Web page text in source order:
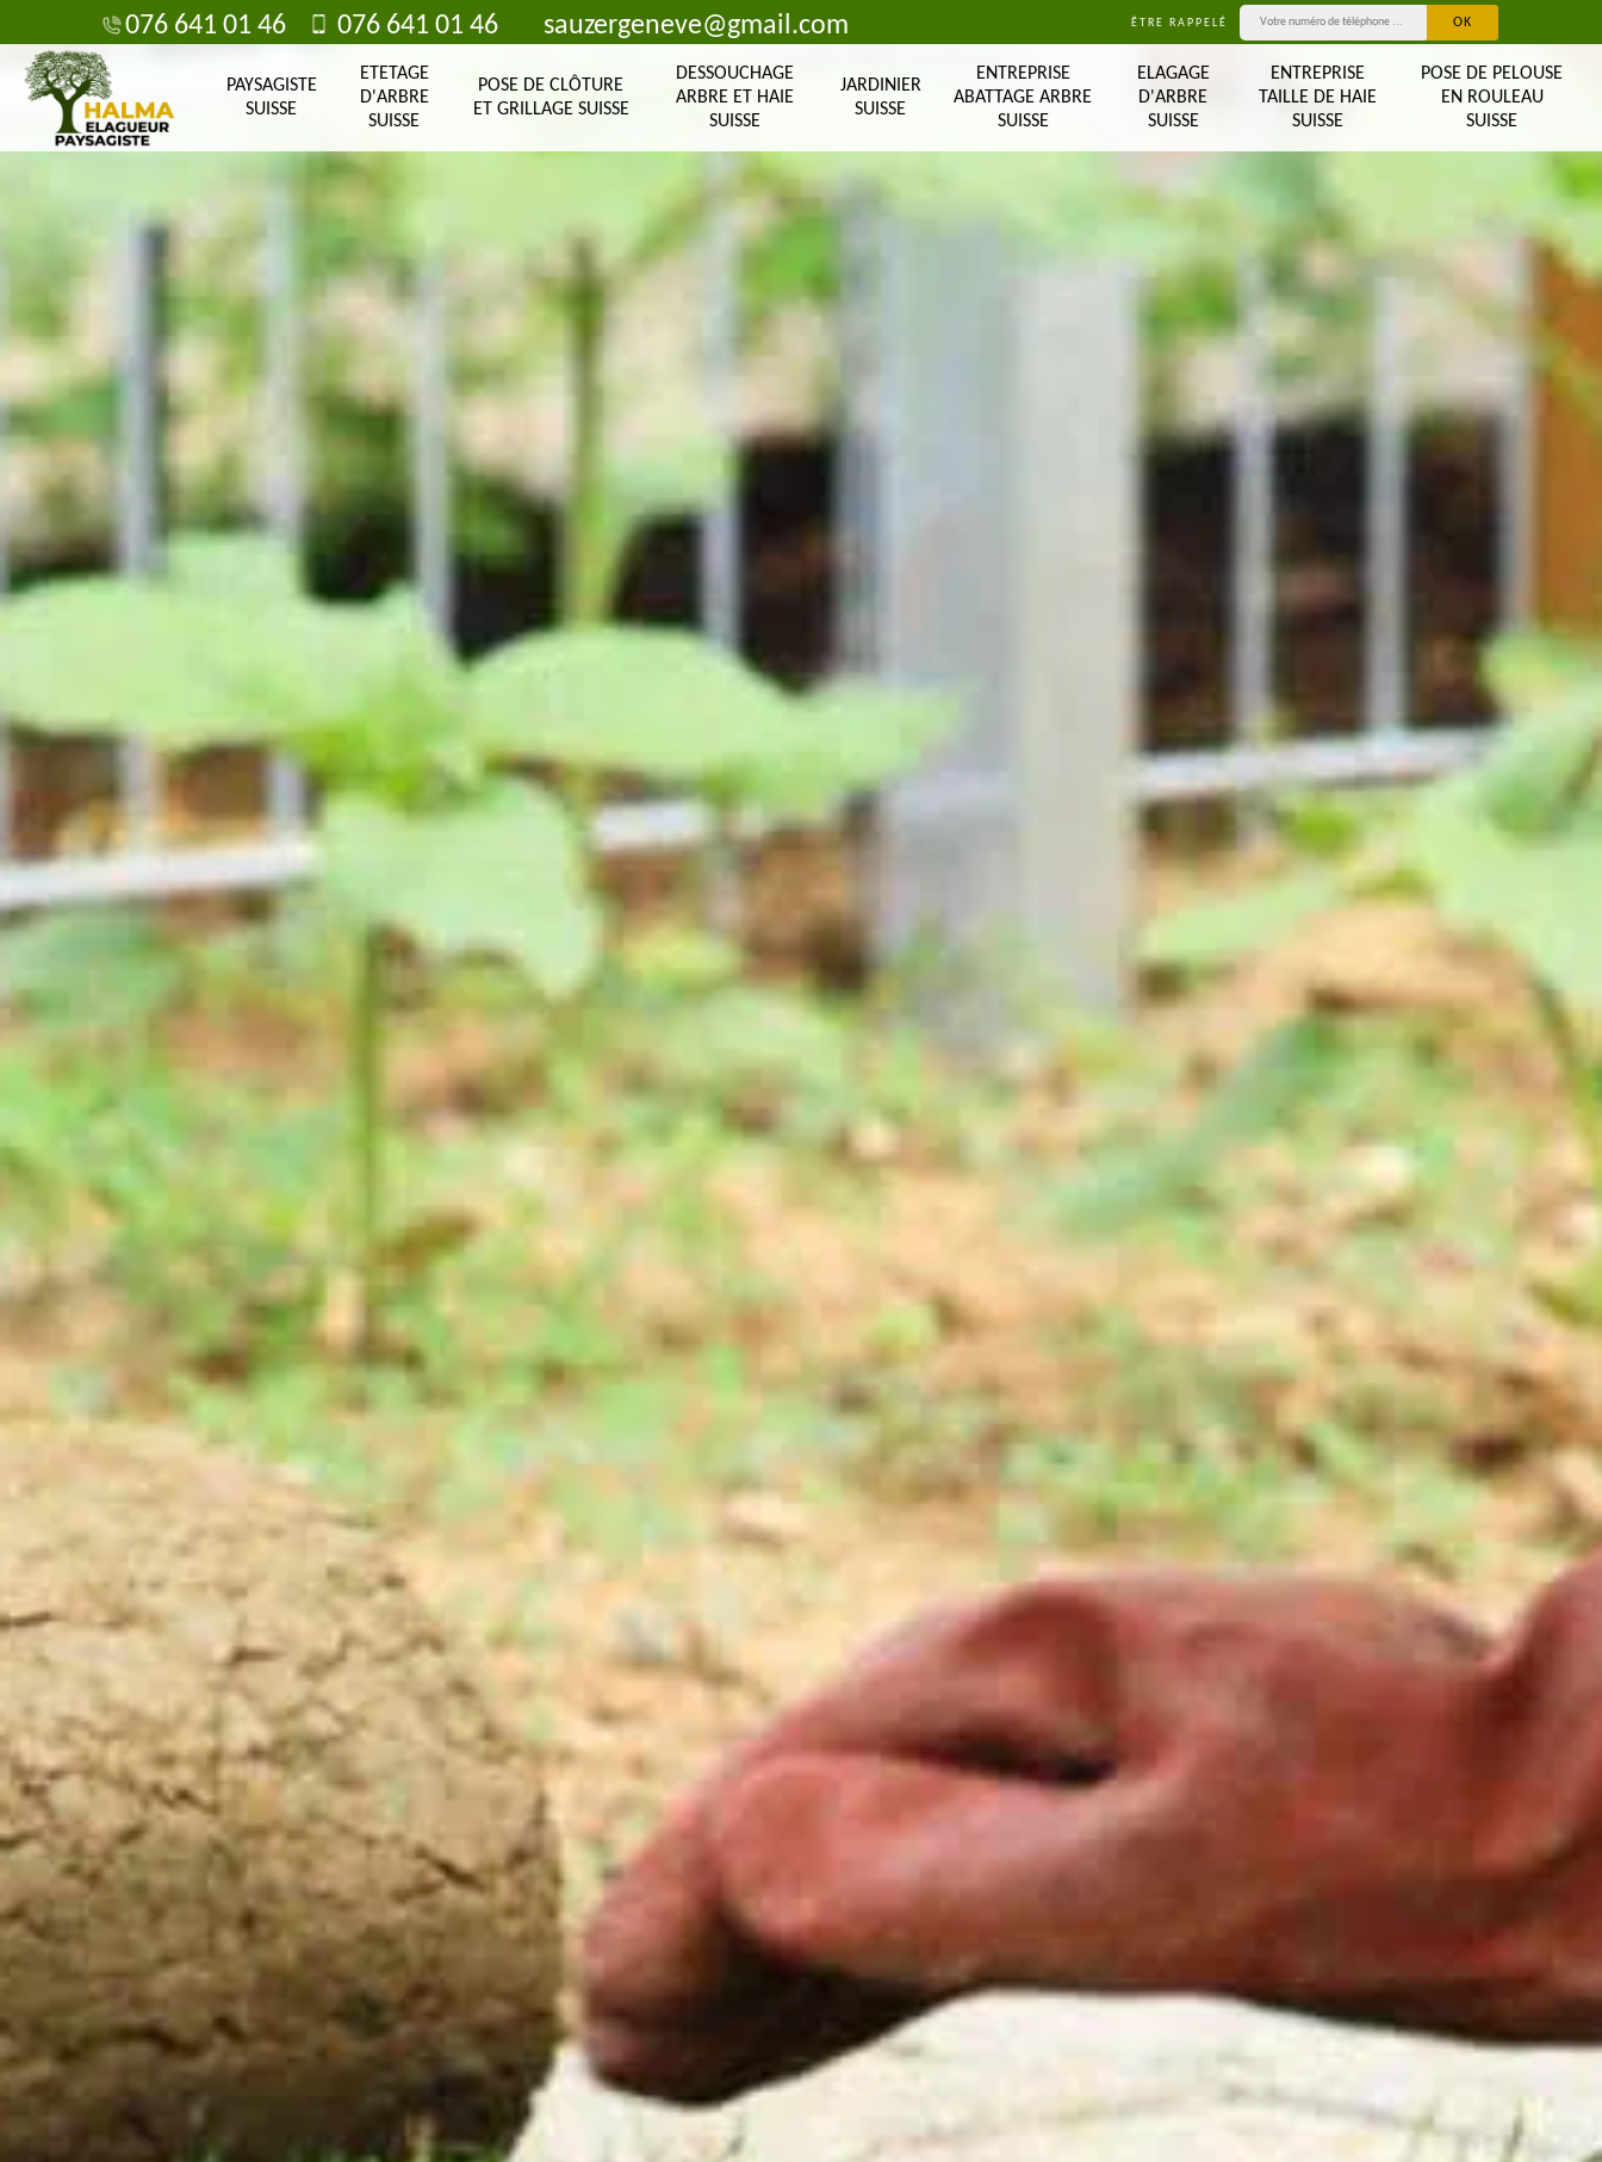
076 641 01 46 076 641 01 46 sauzergeneve@gmail.com ÊTRE RAPPELÉ
PAYSAGISTE
SUISSE
ETETAGE
D'ARBRE
SUISSE
POSE DE CLÔTURE
ET GRILLAGE SUISSE
DESSOUCHAGE
ARBRE ET HAIE
SUISSE
JARDINIER
SUISSE
ENTREPRISE
ABATTAGE ARBRE
SUISSE
ELAGAGE
D'ARBRE
SUISSE
ENTREPRISE
TAILLE DE HAIE
SUISSE
POSE DE PELOUSE
EN ROULEAU
SUISSE